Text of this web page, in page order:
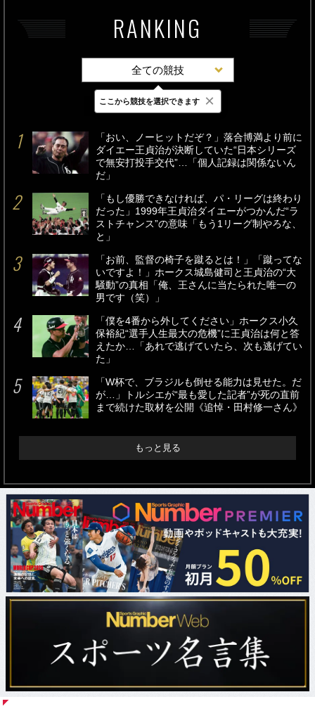
RANKING
全ての競技
最新 24時間 週間
「おい、ノーヒットだぞ？」落合博満より前に
ダイエー王貞治が決断していた“日本シリーズ
で無安打投手交代”…「個人記録は関係ないん
だ」
「もし優勝できなければ、パ・リーグは終わり
だった」1999年王貞治ダイエーがつかんだ“ラ
ストチャンス”の意味「もう1リーグ制やろな、
と」
「お前、監督の椅子を蹴るとは！」「蹴ってな
いですよ！」ホークス城島健司と王貞治の“大
騒動”の真相「俺、王さんに当たられた唯一の
男です（笑）」
「僕を4番から外してください」ホークス小久
保裕紀“選手人生最大の危機”に王貞治は何と答
えたか…「あれで逃げていたら、次も逃げてい
た」
「W杯で、ブラジルも倒せる能力は見せた。だ
が…」トルシエが“最も愛した記者”が死の直前
まで続けた取材を公開《追悼・田村修一さん》
もっと見る
ここから競技を選択できます ×